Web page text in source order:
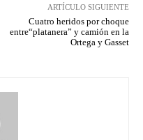
ARTÍCULO SIGUIENTE
Cuatro heridos por choque
entre“platanera” y camión en la
Ortega y Gasset